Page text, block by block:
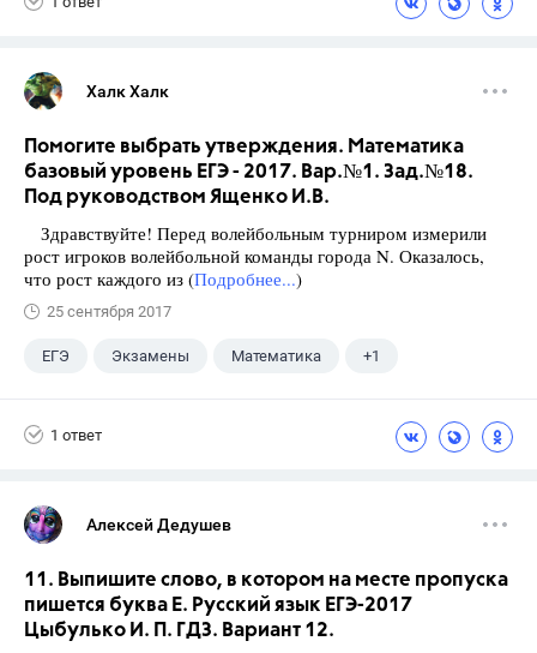
Халк Халк
Помогите выбрать утверждения. Математика
базовый уровень ЕГЭ - 2017. Вар.№1. Зад.№18.
Под руководством Ященко И.В.
Здравствуйте! Перед волейбольным турниром измерили
рост игроков волейбольной команды города N. Оказалось,
что рост каждого из (Подробнее...)
25 сентября 2017
ЕГЭ Экзамены Математика +1
1 ответ
Алексей Дедушев
11. Выпишите слово, в котором на месте пропуска
пишется буква Е. Русский язык ЕГЭ-2017
Цыбулько И. П. ГДЗ. Вариант 12.